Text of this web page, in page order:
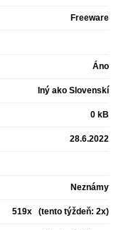
Freeware
Áno
Iný ako Slovenskí
0 kB
28.6.2022
Neznámy
519x (tento týždeň: 2x)